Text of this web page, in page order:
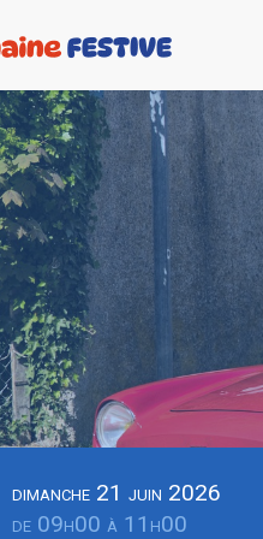
dimanche 21 juin 2026
de 09h00 à 11h00